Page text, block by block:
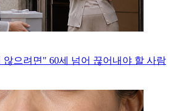
않으려면" 60세 넘어 끊어내야 할 사람